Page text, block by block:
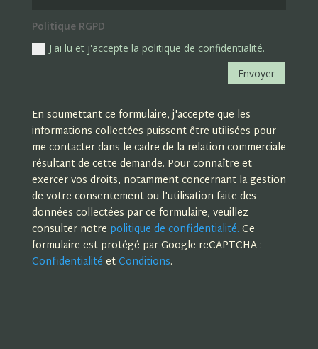
Politique RGPD
J'ai lu et j'accepte la politique de confidentialité.
Envoyer
En soumettant ce formulaire, j'accepte que les
informations collectées puissent être utilisées pour
me contacter dans le cadre de la relation commerciale
résultant de cette demande. Pour connaître et
exercer vos droits, notamment concernant la gestion
de votre consentement ou l'utilisation faite des
données collectées par ce formulaire, veuillez
consulter notre politique de confidentialité. Ce
formulaire est protégé par Google reCAPTCHA :
Confidentialité etConditions.